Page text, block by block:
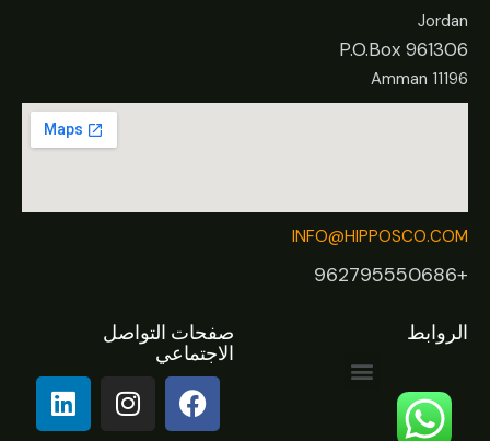
Jordan
P.O.Box 961306
Amman 11196
INFO@HIPPOSCO.COM
+962795550686
الروابط صفحات التواصل
الاجتماعي